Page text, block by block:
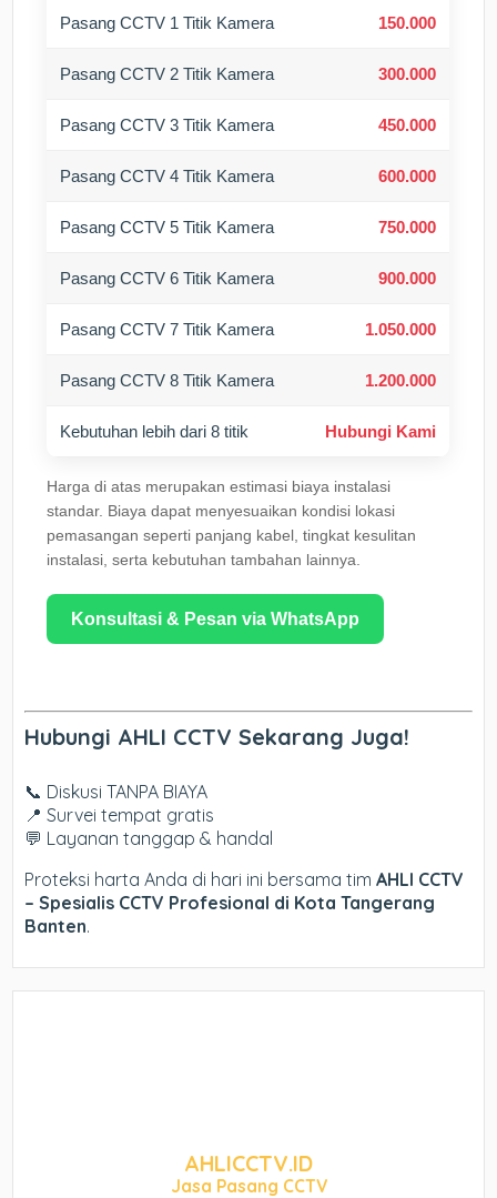
Pasang CCTV 1 Titik Kamera 150.000
Pasang CCTV 2 Titik Kamera 300.000
Pasang CCTV 3 Titik Kamera 450.000
Pasang CCTV 4 Titik Kamera 600.000
Pasang CCTV 5 Titik Kamera 750.000
Pasang CCTV 6 Titik Kamera 900.000
Pasang CCTV 7 Titik Kamera 1.050.000
Pasang CCTV 8 Titik Kamera 1.200.000
Kebutuhan lebih dari 8 titik Hubungi Kami
Harga di atas merupakan estimasi biaya instalasi
standar. Biaya dapat menyesuaikan kondisi lokasi
pemasangan seperti panjang kabel, tingkat kesulitan
instalasi, serta kebutuhan tambahan lainnya.
Konsultasi & Pesan via WhatsApp
Hubungi AHLI CCTV Sekarang Juga!
📞 Diskusi TANPA BIAYA
📍 Survei tempat gratis
💬 Layanan tanggap & handal
Proteksi harta Anda di hari ini bersama timAHLI CCTV
– Spesialis CCTV Profesional di Kota Tangerang
Banten.
AHLICCTV.ID
Jasa Pasang CCTV